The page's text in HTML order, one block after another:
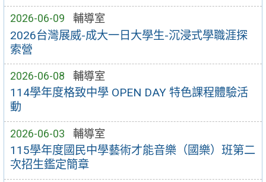
2026-06-09 輔導室
2026台灣展威-成大一日大學生-沉浸式學職涯探
索營
2026-06-08 輔導室
114學年度格致中學 OPEN DAY 特色課程體驗活
動
2026-06-03 輔導室
115學年度國民中學藝術才能音樂（國樂）班第二
次招生鑑定簡章